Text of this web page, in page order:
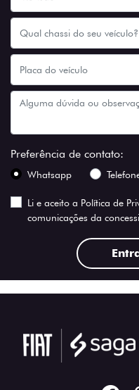
Preferência de contato:
Whatsapp
Li e aceito a Política de
comunicações da